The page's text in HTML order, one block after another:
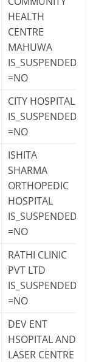
HEALTH
CENTRE
MAHUWA
IS_SUSPENDED
=NO
CITY HOSPITAL
IS_SUSPENDED
=NO
ISHITA
SHARMA
ORTHOPEDIC
HOSPITAL
IS_SUSPENDED
=NO
RATHI CLINIC
PVT LTD
IS_SUSPENDED
=NO
DEV ENT
HSOPITAL AND
LASER CENTRE